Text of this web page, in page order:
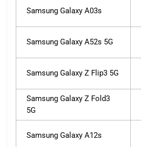
Samsung Galaxy A03s
Samsung Galaxy A52s 5G
Samsung Galaxy Z Flip3 5G
Samsung Galaxy Z Fold3
5G
Samsung Galaxy A12s